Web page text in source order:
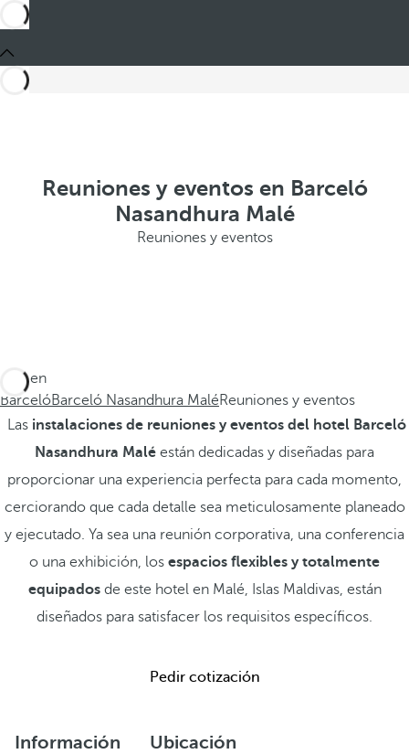
Reuniones y eventos en Barceló
Nasandhura Malé
Reuniones y eventos
Está en
BarcelóBarceló Nasandhura MaléReuniones y eventos
Las instalaciones de reuniones y eventos del hotel Barceló
Nasandhura Malé están dedicadas y diseñadas para
proporcionar una experiencia perfecta para cada momento,
cerciorando que cada detalle sea meticulosamente planeado
y ejecutado. Ya sea una reunión corporativa, una conferencia
o una exhibición, los espacios flexibles y totalmente
equipados de este hotel en Malé, Islas Maldivas, están
diseñados para satisfacer los requisitos específicos.
Pedir cotización
Información Ubicación